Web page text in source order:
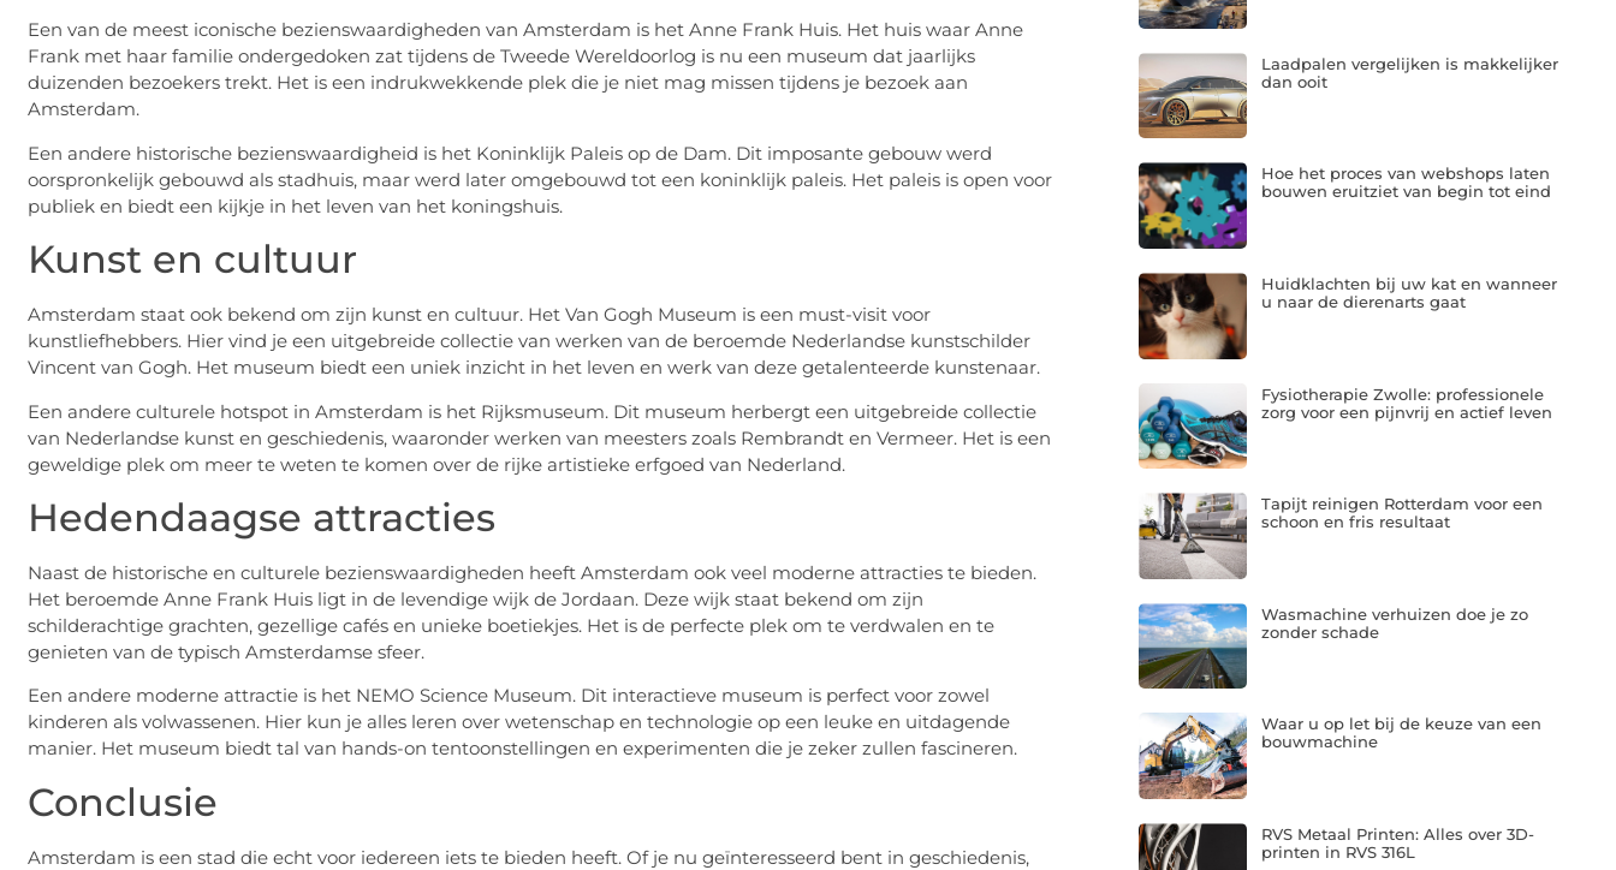
Een van de meest iconische bezienswaardigheden van Amsterdam is het Anne Frank Huis. Het huis waar Anne
Frank met haar familie ondergedoken zat tijdens de Tweede Wereldoorlog is nu een museum dat jaarlijks
duizenden bezoekers trekt. Het is een indrukwekkende plek die je niet mag missen tijdens je bezoek aan
Amsterdam.
Een andere historische bezienswaardigheid is het Koninklijk Paleis op de Dam. Dit imposante gebouw werd
oorspronkelijk gebouwd als stadhuis, maar werd later omgebouwd tot een koninklijk paleis. Het paleis is open voor
publiek en biedt een kijkje in het leven van het koningshuis.
Kunst en cultuur
Amsterdam staat ook bekend om zijn kunst en cultuur. Het Van Gogh Museum is een must-visit voor
kunstliefhebbers. Hier vind je een uitgebreide collectie van werken van de beroemde Nederlandse kunstschilder
Vincent van Gogh. Het museum biedt een uniek inzicht in het leven en werk van deze getalenteerde kunstenaar.
Een andere culturele hotspot in Amsterdam is het Rijksmuseum. Dit museum herbergt een uitgebreide collectie
van Nederlandse kunst en geschiedenis, waaronder werken van meesters zoals Rembrandt en Vermeer. Het is een
geweldige plek om meer te weten te komen over de rijke artistieke erfgoed van Nederland.
Hedendaagse attracties
Naast de historische en culturele bezienswaardigheden heeft Amsterdam ook veel moderne attracties te bieden.
Het beroemde Anne Frank Huis ligt in de levendige wijk de Jordaan. Deze wijk staat bekend om zijn
schilderachtige grachten, gezellige cafés en unieke boetiekjes. Het is de perfecte plek om te verdwalen en te
genieten van de typisch Amsterdamse sfeer.
Een andere moderne attractie is het NEMO Science Museum. Dit interactieve museum is perfect voor zowel
kinderen als volwassenen. Hier kun je alles leren over wetenschap en technologie op een leuke en uitdagende
manier. Het museum biedt tal van hands-on tentoonstellingen en experimenten die je zeker zullen fascineren.
Conclusie
Amsterdam is een stad die echt voor iedereen iets te bieden heeft. Of je nu geïnteresseerd bent in geschiedenis,
Laadpalen vergelijken is makkelijker
dan ooit
Hoe het proces van webshops laten
bouwen eruitziet van begin tot eind
Huidklachten bij uw kat en wanneer
u naar de dierenarts gaat
Fysiotherapie Zwolle: professionele
zorg voor een pijnvrij en actief leven
Tapijt reinigen Rotterdam voor een
schoon en fris resultaat
Wasmachine verhuizen doe je zo
zonder schade
Waar u op let bij de keuze van een
bouwmachine
RVS Metaal Printen: Alles over 3D-
printen in RVS 316L